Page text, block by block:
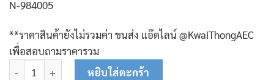
N-984005
**ราคาสินค้ายังไม่รวมค่า ขนส่ง แอ๊ดไลน์ @KwaiThongAEC
เพื่อสอบถามราคารวม
จำนวน ปะเก็นหน้าแปลนนอก 45-0104 ชิ้น
หยิบใส่ตะกร้า